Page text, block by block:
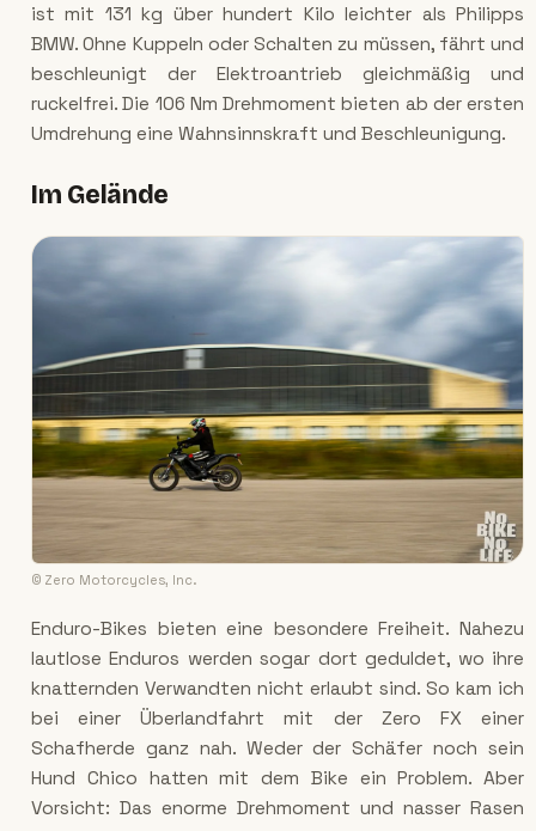
ist mit 131 kg über hundert Kilo leichter als Philipps
BMW. Ohne Kuppeln oder Schalten zu müssen, fährt und
beschleunigt der Elektroantrieb gleichmäßig und
ruckelfrei. Die 106 Nm Drehmoment bieten ab der ersten
Umdrehung eine Wahnsinnskraft und Beschleunigung.
Im Gelände
© Zero Motorcycles, Inc.
Enduro-Bikes bieten eine besondere Freiheit. Nahezu
lautlose Enduros werden sogar dort geduldet, wo ihre
knatternden Verwandten nicht erlaubt sind. So kam ich
bei einer Überlandfahrt mit der Zero FX einer
Schafherde ganz nah. Weder der Schäfer noch sein
Hund Chico hatten mit dem Bike ein Problem. Aber
Vorsicht: Das enorme Drehmoment und nasser Rasen